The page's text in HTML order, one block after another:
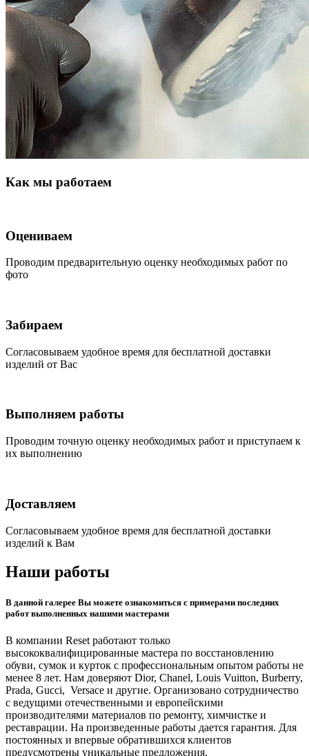
Как мы работаем
Оцениваем
Проводим предварительную оценку необходимых работ по
фото
Забираем
Согласовываем удобное время для бесплатной доставки
изделий от Вас
Выполняем работы
Проводим точную оценку необходимых работ и приступаем к
их выполнению
Доставляем
Согласовываем удобное время для бесплатной доставки
изделий к Вам
Наши работы
В данной галерее Вы можете ознакомиться с примерами последних
работ выполненных нашими мастерами
В компании Reset работают только
высококвалифицированные мастера по восстановлению
обуви, сумок и курток с профессиональным опытом работы не
менее 8 лет. Нам доверяют Dior, Chanel, Louis Vuitton, Burberry,
Prada, Gucci, Versace и другие. Организовано сотрудничество
с ведущими отечественными и европейскими
производителями материалов по ремонту, химчистке и
реставрации. На произведенные работы дается гарантия. Для
постоянных и впервые обратившихся клиентов
предусмотрены уникальные предложения.